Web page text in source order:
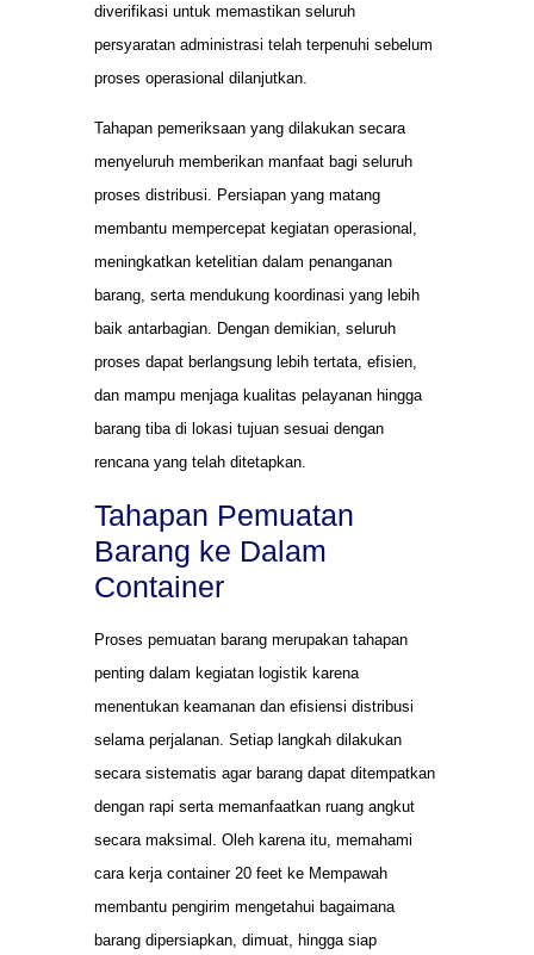
diverifikasi untuk memastikan seluruh
persyaratan administrasi telah terpenuhi sebelum
proses operasional dilanjutkan.
Tahapan pemeriksaan yang dilakukan secara
menyeluruh memberikan manfaat bagi seluruh
proses distribusi. Persiapan yang matang
membantu mempercepat kegiatan operasional,
meningkatkan ketelitian dalam penanganan
barang, serta mendukung koordinasi yang lebih
baik antarbagian. Dengan demikian, seluruh
proses dapat berlangsung lebih tertata, efisien,
dan mampu menjaga kualitas pelayanan hingga
barang tiba di lokasi tujuan sesuai dengan
rencana yang telah ditetapkan.
Tahapan Pemuatan
Barang ke Dalam
Container
Proses pemuatan barang merupakan tahapan
penting dalam kegiatan logistik karena
menentukan keamanan dan efisiensi distribusi
selama perjalanan. Setiap langkah dilakukan
secara sistematis agar barang dapat ditempatkan
dengan rapi serta memanfaatkan ruang angkut
secara maksimal. Oleh karena itu, memahami
cara kerja container 20 feet ke Mempawah
membantu pengirim mengetahui bagaimana
barang dipersiapkan, dimuat, hingga siap